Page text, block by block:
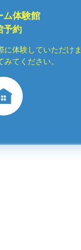
ム体験館
予約
に体験していただけま
てください。